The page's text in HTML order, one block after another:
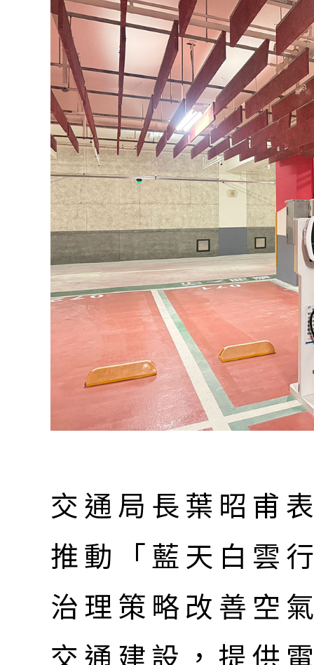
交通局長葉昭甫
推動「藍天白雲
治理策略改善空